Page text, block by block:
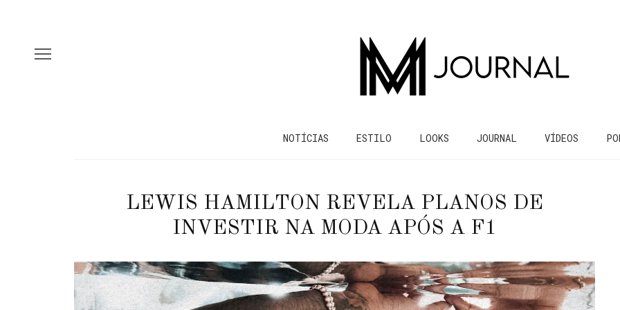
NOTÍCIAS ESTILO LOOKS JOURNAL VÍDEOS
LEWIS HAMILTON REVELA PLANOS DE
INVESTIR NA MODA APÓS A F1